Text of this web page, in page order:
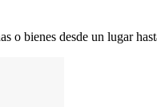
o bienes desde un lugar